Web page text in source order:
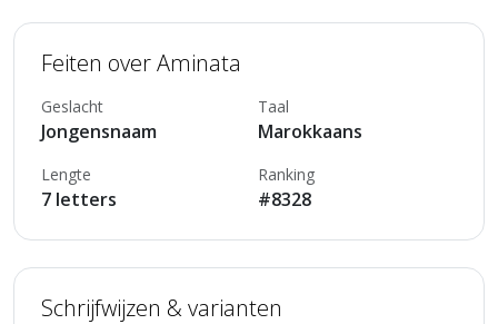
Feiten over Aminata
Geslacht
Jongensnaam
Taal
Marokkaans
Lengte
7 letters
Ranking
#8328
Schrijfwijzen & varianten